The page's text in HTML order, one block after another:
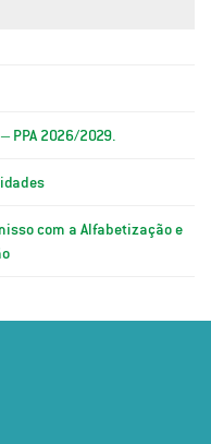
PPA 2026/2029.
com a Alfabetização e